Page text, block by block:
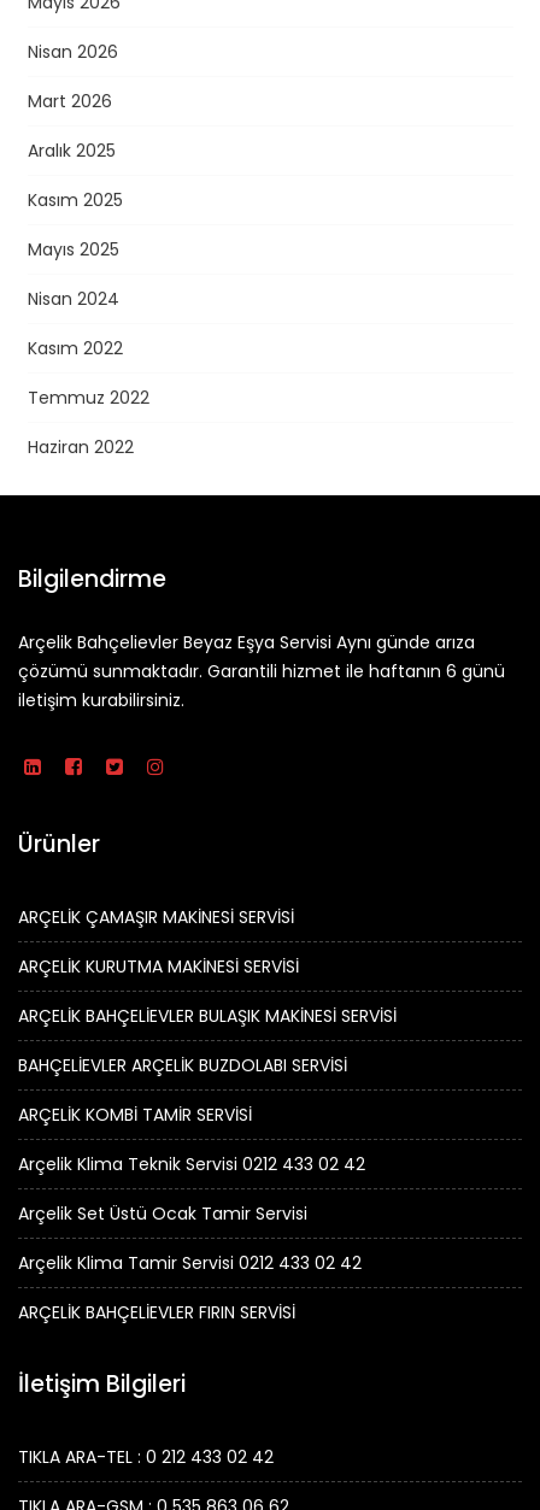
Nisan 2026
Mart 2026
Aralık 2025
Kasım 2025
Mayıs 2025
Nisan 2024
Kasım 2022
Temmuz 2022
Haziran 2022
Bilgilendirme
Arçelik Bahçelievler Beyaz Eşya Servisi Aynı günde arıza
çözümü sunmaktadır. Garantili hizmet ile haftanın 6 günü
iletişim kurabilirsiniz.
Ürünler
ARÇELİK ÇAMAŞIR MAKİNESİ SERVİSİ
ARÇELİK KURUTMA MAKİNESİ SERVİSİ
ARÇELİK BAHÇELİEVLER BULAŞIK MAKİNESİ SERVİSİ
BAHÇELİEVLER ARÇELİK BUZDOLABI SERVİSİ
ARÇELİK KOMBİ TAMİR SERVİSİ
Arçelik Klima Teknik Servisi 0212 433 02 42
Arçelik Set Üstü Ocak Tamir Servisi
Arçelik Klima Tamir Servisi 0212 433 02 42
ARÇELİK BAHÇELİEVLER FIRIN SERVİSİ
İletişim Bilgileri
TIKLA ARA-TEL : 0 212 433 02 42